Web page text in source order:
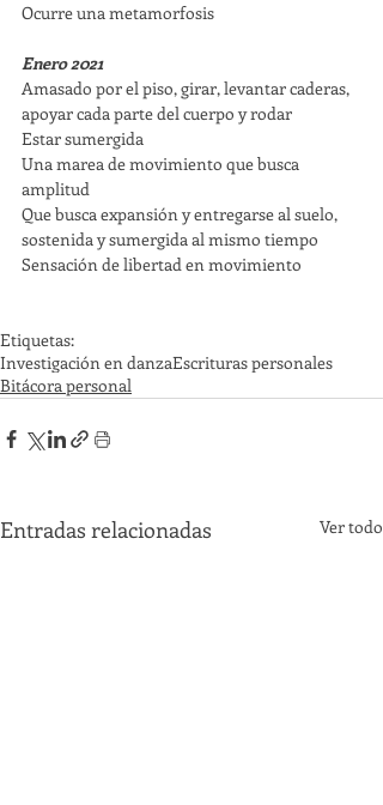
Ocurre una metamorfosis
Enero 2021
Amasado por el piso, girar, levantar caderas,
apoyar cada parte del cuerpo y rodar
Estar sumergida
Una marea de movimiento que busca
amplitud
Que busca expansión y entregarse al suelo,
sostenida y sumergida al mismo tiempo
Sensación de libertad en movimiento
Etiquetas:
Investigación en danzaEscrituras personales
Bitácora personal
Entradas relacionadas Ver todo